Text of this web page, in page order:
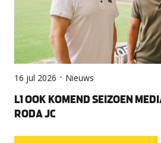
16 jul 2026 - Nieuws
L1 OOK KOMEND SEIZOEN
RODA JC